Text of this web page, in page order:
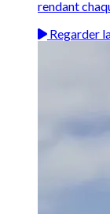
rendant
Regarder